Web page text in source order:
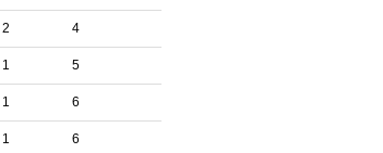
2 4
1 5
1 6
1 6